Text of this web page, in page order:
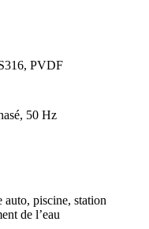
PVDF
50 Hz
piscine, station
de l’eau